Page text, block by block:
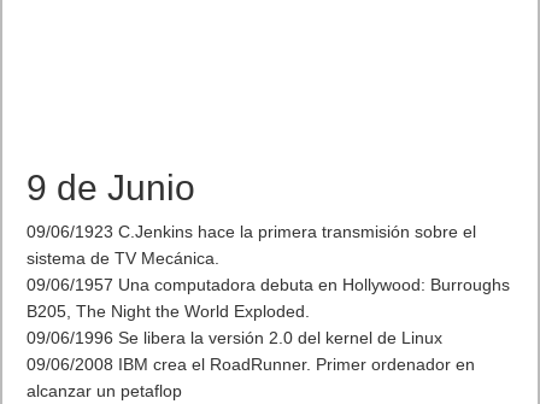
9 de Junio
09/06/1923 C.Jenkins hace la primera transmisión sobre el
sistema de TV Mecánica.
09/06/1957 Una computadora debuta en Hollywood: Burroughs
B205, The Night the World Exploded.
09/06/1996 Se libera la versión 2.0 del kernel de Linux
09/06/2008 IBM crea el RoadRunner. Primer ordenador en
alcanzar un petaflop